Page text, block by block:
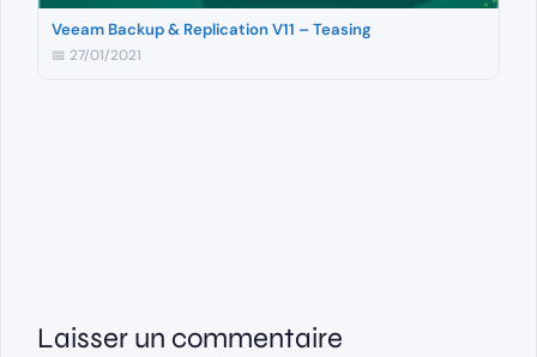
Veeam Backup & Replication V11 – Teasing
📅 27/01/2021
Laisser un commentaire